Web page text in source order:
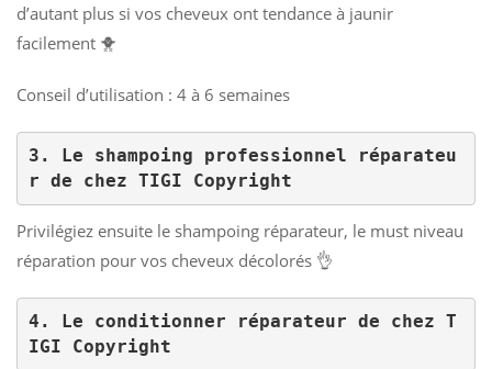
d’autant plus si vos cheveux ont tendance à jaunir
facilement 🐥
Conseil d’utilisation : 4 à 6 semaines
3. Le shampoing professionnel réparateu
r de chez TIGI Copyright
Privilégiez ensuite le shampoing réparateur, le must niveau
réparation pour vos cheveux décolorés 👌
4. Le conditionner réparateur de chez T
IGI Copyright